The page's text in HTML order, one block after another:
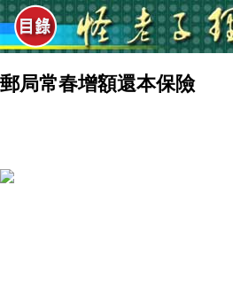
郵局常春增額還本保險